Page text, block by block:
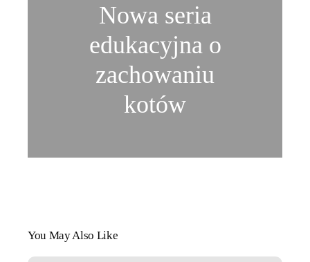
Nowa seria
edukacyjna o
zachowaniu
kotów
You May Also Like